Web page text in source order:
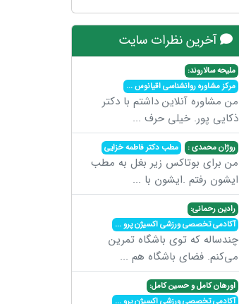
آخرین نظرات سایت
ملیحه سالاروند:
مرکز مشاوره روانشناسی اقیانوس...
من مشاوره آنلاین داشتم با دکتر
ذکایی پور. خیلی حرف ...
روژان محمدی : مطب دکتر فاطمه خزایی
من برای بوتاکس زیر بغل به مطب
ایشون رفتم .ایشون با ...
رادین رحمانی:
آکادمی تخصصی ورزشی اکسیژن پرو...
چندساله که توی باشگاه تمرین
می‌کنم. فضای باشگاه هم ...
اورهان کامل و حسین کامل:
آکادمی تخصصی ورزشی اکسیژن پرو...